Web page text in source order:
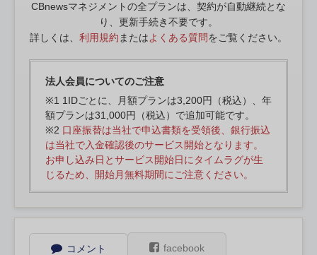
CBnewsマネジメントの全プランは、契約が自動継続とな
り、更新手続き不要です。
詳しくは、 利用規約 またはよくある質問をご覧ください。
法人会員についてのご注意
※1 1IDごとに、月額プランは3,200円（税込）、年
額プランは31,000円（税込）で追加可能です。
※2 口座振替は当社で申込書類を受領後、銀行振込
は当社で入金確認後のサービス開始となります。
お申し込み日とサービス開始日にタイムラグが生
じるため、開始月無料期間にご注意ください。
コメント facebook